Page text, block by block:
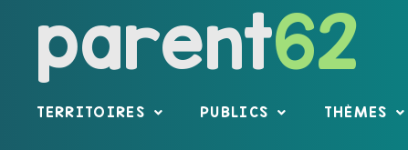
parent62
TERRITOIRES PUBLICS THÈMES